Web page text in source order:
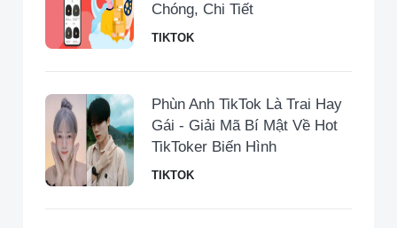
Chóng, Chi Tiết
TIKTOK
Phùn Anh TikTok Là Trai Hay
Gái - Giải Mã Bí Mật Về Hot
TikToker Biến Hình
TIKTOK